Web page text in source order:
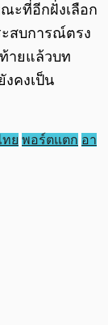
ะที่อีกฝั่งเลือก
สบการณ์ตรง
ายแล้วบท
งคงเป็น
ทย พอร์ตแตก อา